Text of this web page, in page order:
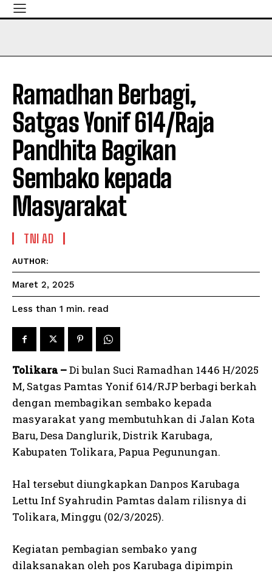
Ramadhan Berbagi,
Satgas Yonif 614/Raja
Pandhita Bagikan
Sembako kepada
Masyarakat
TNI AD
AUTHOR:
Maret 2, 2025
Less than 1 min. read
Tolikara –Di bulan Suci Ramadhan 1446 H/2025
M, Satgas Pamtas Yonif 614/RJP berbagi berkah
dengan membagikan sembako kepada
masyarakat yang membutuhkan di Jalan Kota
Baru, Desa Danglurik, Distrik Karubaga,
Kabupaten Tolikara, Papua Pegunungan.
Hal tersebut diungkapkan Danpos Karubaga
Lettu Inf Syahrudin Pamtas dalam rilisnya di
Tolikara, Minggu (02/3/2025).
Kegiatan pembagian sembako yang
dilaksanakan oleh pos Karubaga dipimpin